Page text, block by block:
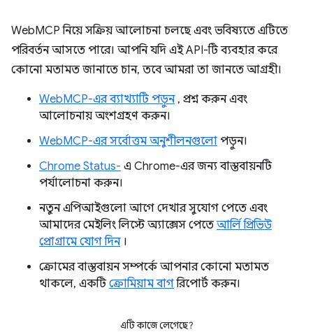
WebMCP নিয়ে সক্রিয় আলোচনা চলছে এবং ভবিষ্যতে এটিতে
পরিবর্তন আসতে পারে। আপনি যদি এই API-টি ব্যবহার করে
কোনো মতামত জানাতে চান, তবে আমরা তা জানতে আগ্রহী।
WebMCP-এর ব্যাখ্যাটি পড়ুন, প্রশ্ন করুন এবং
আলোচনায় অংশগ্রহণ করুন।
WebMCP-এর সর্বোত্তম অনুশীলনগুলো পড়ুন।
Chrome Status- এ Chrome-এর জন্য বাস্তবায়নটি
পর্যালোচনা করুন।
নতুন এপিআইগুলো আগে দেখার সুযোগ পেতে এবং
আমাদের মেইলিং লিস্টে অ্যাক্সেস পেতে আর্লি প্রিভিউ
প্রোগ্রামে যোগ দিন।
ক্রোমের বাস্তবায়ন সম্পর্কে আপনার কোনো মতামত
থাকলে, একটিক্রোমিয়াম বাগরিপোর্ট করুন।
এটি কাজে লেগেছে?